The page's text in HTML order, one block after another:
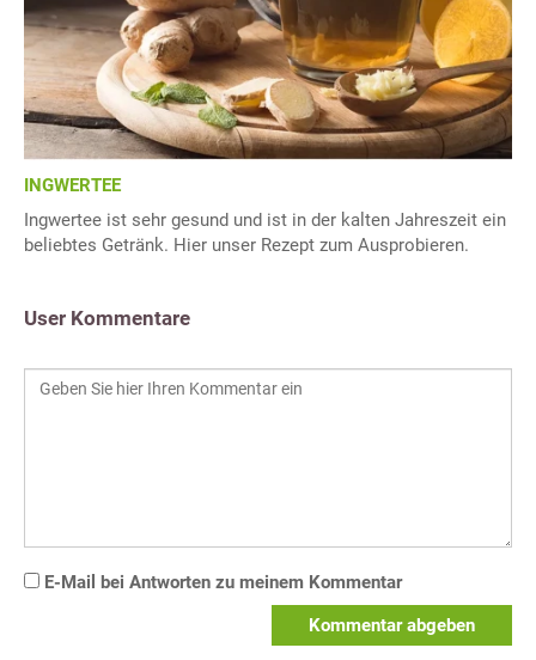
INGWERTEE
Ingwertee ist sehr gesund und ist in der kalten Jahreszeit ein
beliebtes Getränk. Hier unser Rezept zum Ausprobieren.
User Kommentare
E-Mail bei Antworten zu meinem Kommentar
Kommentar abgeben